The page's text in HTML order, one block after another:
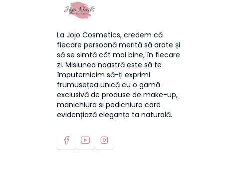
La Jojo Cosmetics, credem că
fiecare persoană merită să arate și
să se simtă cât mai bine, în fiecare
zi. Misiunea noastră este să te
împuternicim să-ți exprimi
frumusețea unică cu o gamă
exclusivă de produse de make-up,
manichiura si pedichiura care
evidențiază eleganța ta naturală.